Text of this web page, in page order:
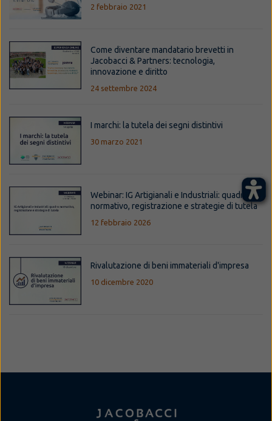
2 febbraio 2021
Come diventare mandatario brevetti in
Jacobacci & Partners: tecnologia,
innovazione e diritto
24 settembre 2024
I marchi: la tutela dei segni distintivi
30 marzo 2021
Webinar: IG Artigianali e Industriali: quadro
normativo, registrazione e strategie di tutela
12 febbraio 2026
Rivalutazione di beni immateriali d'impresa
10 dicembre 2020